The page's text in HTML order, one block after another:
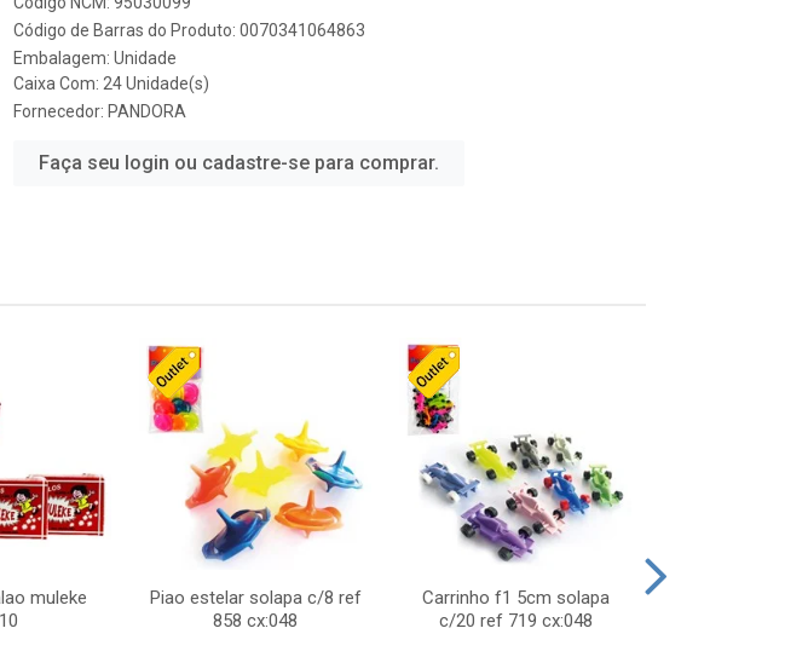
Código de Barras do Produto: 0070341064863
Embalagem: Unidade
Caixa Com: 24 Unidade(s)
Fornecedor: PANDORA
Faça seu login ou cadastre-se para comprar.
muleke
Piao estelar solapa c/8 ref
858 cx:048
Carrinho f1 5cm solapa
c/20 ref 719 cx:048